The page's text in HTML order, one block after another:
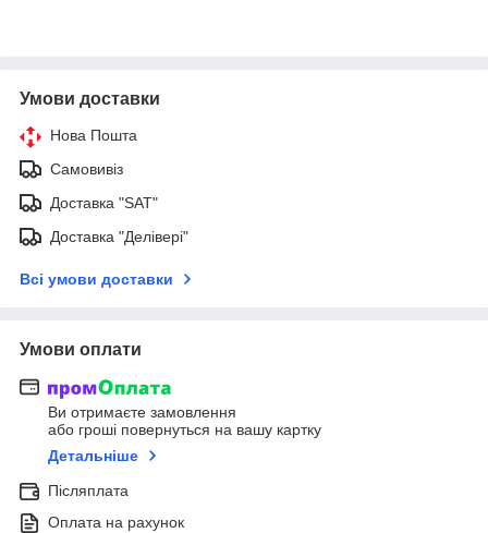
Умови доставки
Нова Пошта
Самовивіз
Доставка "SAT"
Доставка "Делівері"
Всі умови доставки
Умови оплати
Ви отримаєте замовлення
або гроші повернуться на вашу картку
Детальніше
Післяплата
Оплата на рахунок